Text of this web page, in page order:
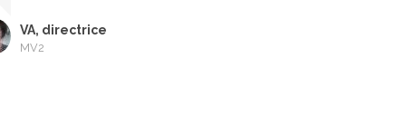
VA, directrice
MV2